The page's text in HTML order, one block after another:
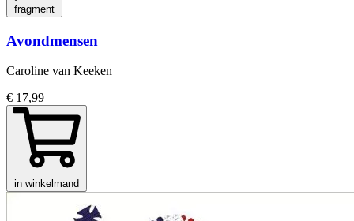
fragment
Avondmensen
Caroline van Keeken
€ 17,99
in winkelmand